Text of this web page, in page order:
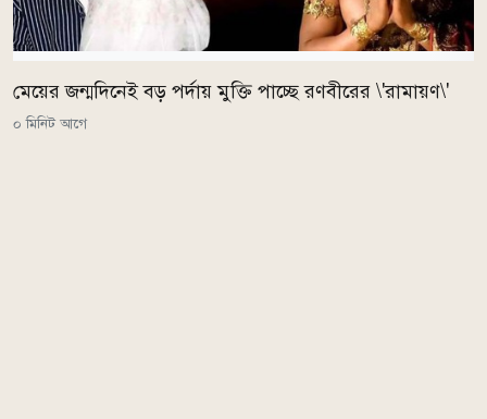
মেয়ের জন্মদিনেই বড় পর্দায় মুক্তি পাচ্ছে রণবীরের \'রামায়ণ\'
০ মিনিট আগে